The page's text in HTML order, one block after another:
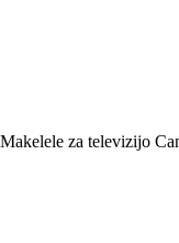
za televizijo